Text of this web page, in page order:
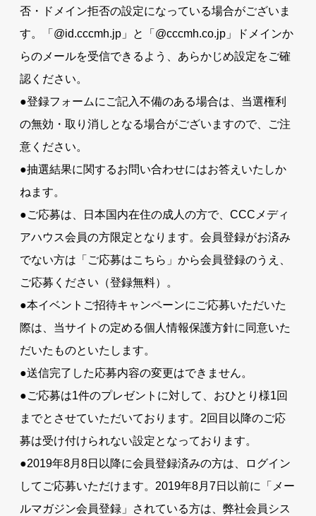
否・ドメイン拒否の設定になっている場合がございま
す。「@id.cccmh.jp」と「@cccmh.co.jp」ドメインか
らのメールを受信できるよう、あらかじめ設定をご確
認ください。
●登録フォームにご記入不備のある場合は、当選権利
の無効・取り消しとなる場合がございますので、ご注
意ください。
●抽選結果に関するお問い合わせにはお答えいたしか
ねます。
●ご応募は、日本国内在住の成人の方で、CCCメディ
アハウス会員の方限定となります。会員登録がお済み
でない方は「ご応募はこちら」から会員登録のうえ、
ご応募ください（登録無料）。
●本イベントご招待キャンペーンにご応募いただいた
際は、当サイトの定める個人情報保護方針に同意いた
だいたものといたします。
●送信完了した応募内容の変更はできません。
●ご応募は1件のプレゼントに対して、おひとり様1回
までとさせていただいております。2回目以降のご応
募は受け付けられない設定となっております。
●2019年8月8日以降に会員登録済みの方は、ログイン
してご応募いただけます。2019年8月7日以前に「メー
ルマガジン会員登録」されている方は、弊社会員シス